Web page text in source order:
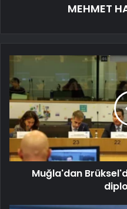
MEHMET
Muğla'dan